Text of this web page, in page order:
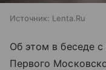
Источник: Lenta.Ru
Об этом в беседе
Первого